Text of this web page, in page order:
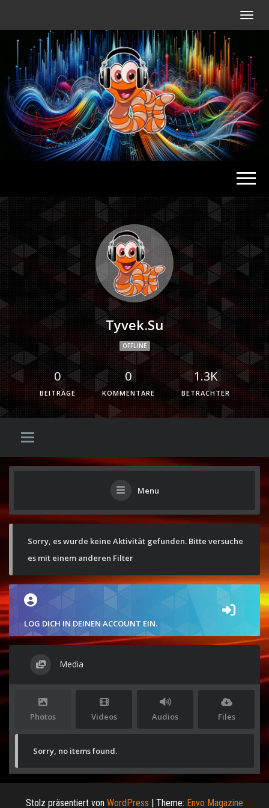
Radio
Tyvek.su
OFFLINE
0
BEITRÄGE
0
KOMMENTARE
1.3K
BETRACHTER
Menu
Sorry, es wurde keine Aktivität gefunden. Bitte versuche
es mit einem anderen Filter
LOG DICH IN DEINEN ACCOUNT EIN.
Media
Photos Videos Audios Files
Sorry, no items found.
Stolz präsentiert von WordPress | Theme: Envo Magazine